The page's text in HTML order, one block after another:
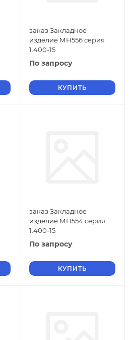
заказ Закладное
изделие МН556 серия
1.400-15
По запросу
КУПИТЬ
заказ Закладное
изделие МН554 серия
1.400-15
По запросу
КУПИТЬ